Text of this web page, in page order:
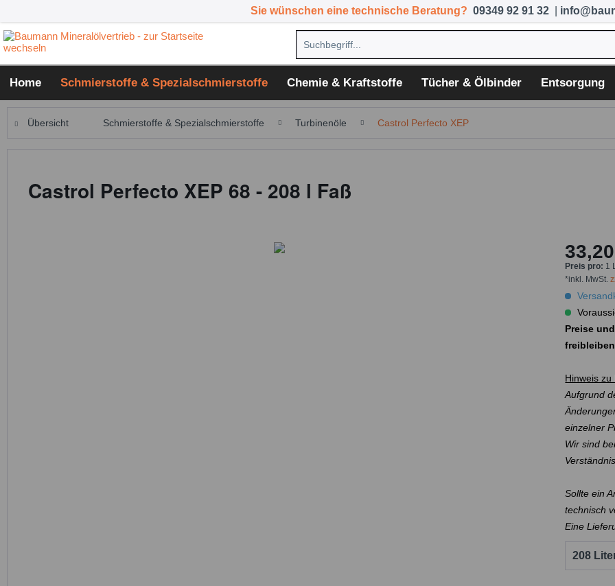
Sie wünschen eine technische Beratung? 09349 92 91 32
Home Schmierstoffe & Spezialschmierstoffe Chemie & Kraftstoffe Tücher & Ölbinder Entsorgung
Übersicht Schmierstoffe & Spezialschmierstoffe Turbinenöle Castrol Perfecto XEP
Castrol Perfecto XEP 68 - 208 l Faß
Preis pro: 1
*inkl. MwSt.
Preise
Hinweis zu
Aufgrund
einzelner
Wir sind
Sollte ein
technisch
Eine